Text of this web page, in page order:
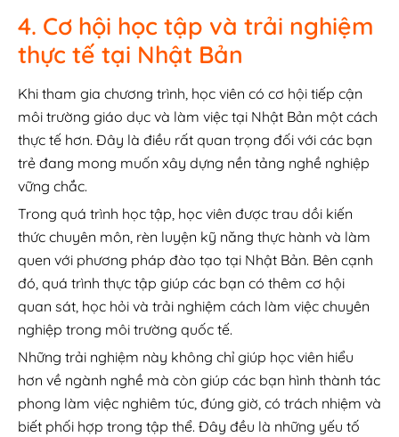
4. Cơ hội học tập và trải nghiệm
thực tế tại Nhật Bản
Khi tham gia chương trình, học viên có cơ hội tiếp cận
môi trường giáo dục và làm việc tại Nhật Bản một cách
thực tế hơn. Đây là điều rất quan trọng đối với các bạn
trẻ đang mong muốn xây dựng nền tảng nghề nghiệp
vững chắc.
Trong quá trình học tập, học viên được trau dồi kiến
thức chuyên môn, rèn luyện kỹ năng thực hành và làm
quen với phương pháp đào tạo tại Nhật Bản. Bên cạnh
đó, quá trình thực tập giúp các bạn có thêm cơ hội
quan sát, học hỏi và trải nghiệm cách làm việc chuyên
nghiệp trong môi trường quốc tế.
Những trải nghiệm này không chỉ giúp học viên hiểu
hơn về ngành nghề mà còn giúp các bạn hình thành tác
phong làm việc nghiêm túc, đúng giờ, có trách nhiệm và
biết phối hợp trong tập thể. Đây đều là những yếu tố